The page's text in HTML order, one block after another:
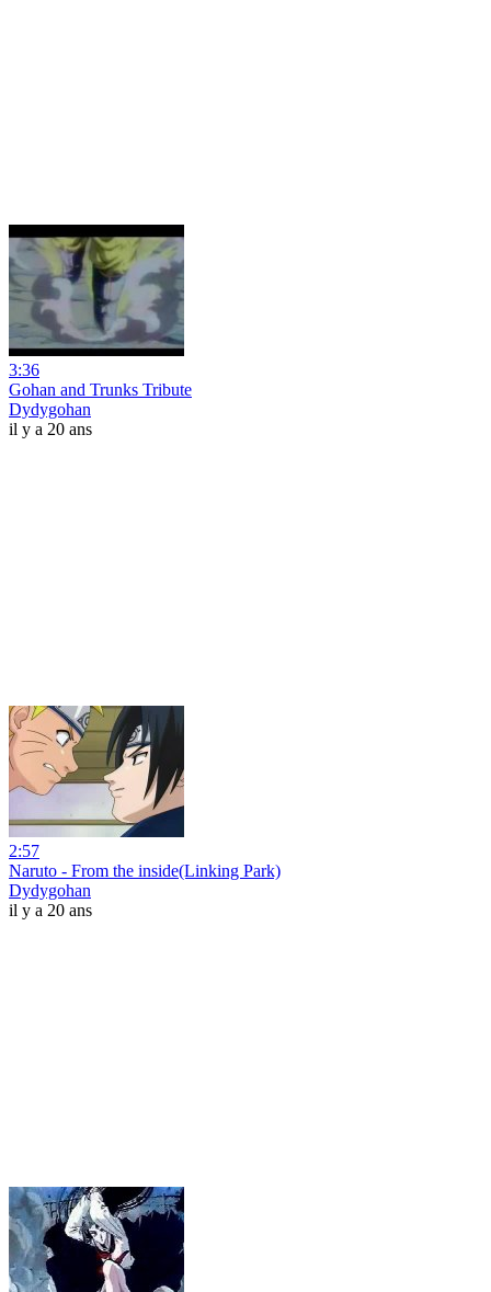
3:36
Gohan and Trunks Tribute
Dydygohan
il y a 20 ans
2:57
Naruto - From the inside(Linking Park)
Dydygohan
il y a 20 ans